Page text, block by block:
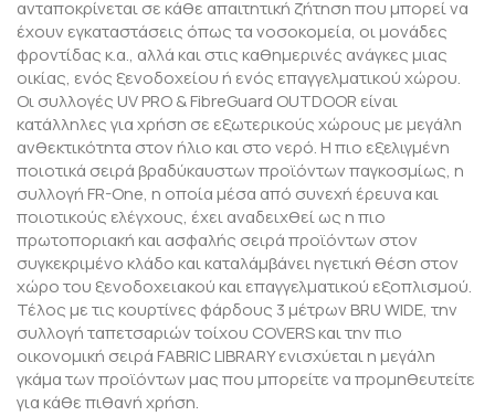
ανταποκρίνεται σε κάθε απαιτητική ζήτηση που μπορεί να
έχουν εγκαταστάσεις όπως τα νοσοκομεία, οι μονάδες
φροντίδας κ.α., αλλά και στις καθημερινές ανάγκες μιας
οικίας, ενός ξενοδοχείου ή ενός επαγγελματικού χώρου.
Οι συλλογές UV PRO & FibreGuard OUTDOOR είναι
κατάλληλες για χρήση σε εξωτερικούς χώρους με μεγάλη
ανθεκτικότητα στον ήλιο και στο νερό. Η πιο εξελιγμένη
ποιοτικά σειρά βραδύκαυστων προϊόντων παγκοσμίως, η
συλλογή FR-One, η οποία μέσα από συνεχή έρευνα και
ποιοτικούς ελέγχους, έχει αναδειχθεί ως η πιο
πρωτοποριακή και ασφαλής σειρά προϊόντων στον
συγκεκριμένο κλάδο και καταλάμβάνει ηγετική θέση στον
χώρο του ξενοδοχειακού και επαγγελματικού εξοπλισμού.
Τέλος με τις κουρτίνες φάρδους 3 μέτρων BRU WIDE, την
συλλογή ταπετσαριών τοίχου COVERS και την πιο
οικονομική σειρά FABRIC LIBRARY ενισχύεται η μεγάλη
γκάμα των προϊόντων μας που μπορείτε να προμηθευτείτε
για κάθε πιθανή χρήση.